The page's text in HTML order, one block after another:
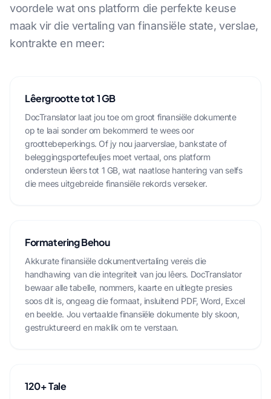
voordele wat ons platform die perfekte keuse
maak vir die vertaling van finansiële state, verslae,
kontrakte en meer:
Lêergrootte tot 1 GB
DocTranslator laat jou toe om groot finansiële dokumente
op te laai sonder om bekommerd te wees oor
groottebeperkings. Of jy nou jaarverslae, bankstate of
beleggingsportefeuljes moet vertaal, ons platform
ondersteun lêers tot 1 GB, wat naatlose hantering van selfs
die mees uitgebreide finansiële rekords verseker.
Formatering Behou
Akkurate finansiële dokumentvertaling vereis die
handhawing van die integriteit van jou lêers. DocTranslator
bewaar alle tabelle, nommers, kaarte en uitlegte presies
soos dit is, ongeag die formaat, insluitend PDF, Word, Excel
en beelde. Jou vertaalde finansiële dokumente bly skoon,
gestruktureerd en maklik om te verstaan.
120+ Tale